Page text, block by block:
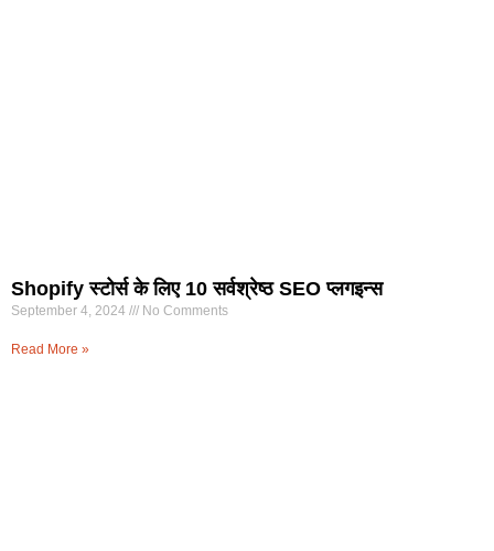
Shopify स्टोर्स के लिए 10 सर्वश्रेष्ठ SEO प्लगइन्स
September 4, 2024 No Comments
Read More »